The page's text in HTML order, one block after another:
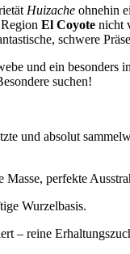
Huizache ohnehin
El Coyote nicht
schwere
und ein besonders
suchen!
und absolut
Masse, perfekte
Wurzelbasis.
– reine